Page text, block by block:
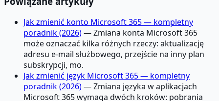
Jak zmienić konto Microsoft 365 — kompletny
poradnik (2026)— Zmiana konta Microsoft 365
może oznaczać kilka różnych rzeczy: aktualizację
adresu e-mail służbowego, przejście na inny plan
subskrypcji, mo.
Jak zmienić język Microsoft 365 — kompletny
poradnik (2026)— Zmiana języka w aplikacjach
Microsoft 365 wymaga dwóch kroków: pobrania